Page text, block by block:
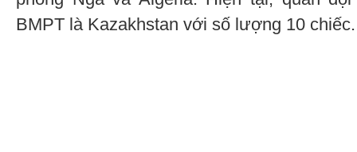
BMPT là Kazakhstan với số lượng 10 chiếc.